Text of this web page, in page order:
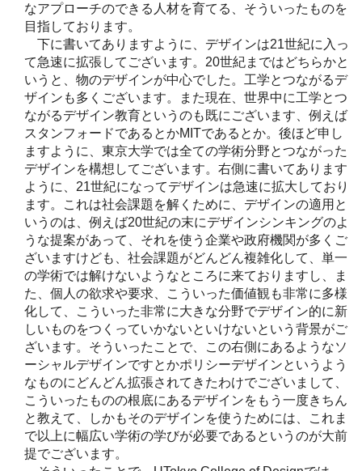
なアプローチのできる人材を育てる、そういったものを
目指しております。
下に書いてありますように、デザインは21世紀に入っ
て急速に拡張してございます。20世紀まではどちらかと
いうと、物のデザインが中心でした。工学とつながるデ
ザインも多くございます。また現在、世界中に工学とつ
ながるデザイン教育というのも既にございます、例えば
スタンフォードであるとかMITであるとか。後ほど申し
ますように、東京大学では全ての学術分野とつながった
デザインを構想してございます。右側に書いてあります
ように、21世紀になってデザインは急速に拡大しており
ます。これは社会課題を解くために、デザインの適用と
いうのは、例えば20世紀の末にデザインシンキングのよ
うな提案があって、それを使う企業や政府機関が多くご
ざいますけども、社会課題がどんどん複雑化して、単一
の学術では解けないようなところに来ておりますし、ま
た、個人の欲求や要求、こういった価値観も非常に多様
化して、こういった非常に大きな分野でデザイン的に新
しいものをつくっていかないといけないという背景がご
ざいます。そういったことで、この右側にあるようなソ
ーシャルデザインですとかポリシーデザインというよう
なものにどんどん拡張されてきたわけでございまして、
こういったものの根底にあるデザインをもう一度きちん
と教えて、しかもそのデザインを使うためには、これま
で以上に幅広い学術の学びが必要であるというのが大前
提でございます。